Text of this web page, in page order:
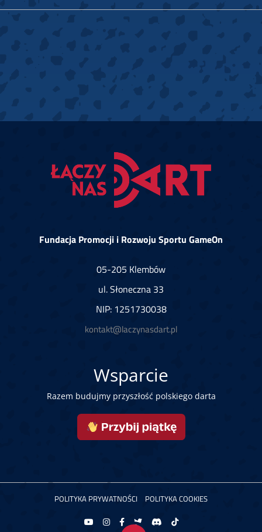
Fundacja Promocji i Rozwoju Sportu GameOn
05-205 Klembów
ul. Słoneczna 33
NIP: 1251730038
kontakt@laczynasdart.pl
Wsparcie
Razem budujmy przyszłość polskiego darta
POLITYKA PRYWATNOŚCI POLITYKA COOKIES